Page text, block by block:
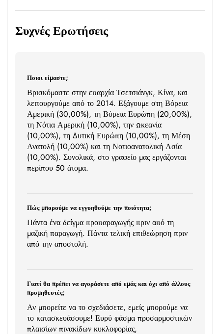
Συχνές Ερωτήσεις
Ποιοι είμαστε;
Βρισκόμαστε στην επαρχία Τσετσιάνγκ, Κίνα, και
λειτουργούμε από το 2014. Εξάγουμε στη Βόρεια
Αμερική (30,00%), τη Βόρεια Ευρώπη (20,00%),
τη Νότια Αμερική (10,00%), την Ωκεανία
(10,00%), τη Δυτική Ευρώπη (10,00%), τη Μέση
Ανατολή (10,00%) και τη Νοτιοανατολική Ασία
(10,00%). Συνολικά, στο γραφείο μας εργάζονται
περίπου 50 άτομα.
Πώς μπορούμε να εγγυηθούμε την ποιότητα;
Πάντα ένα δείγμα προπαραγωγής πριν από τη
μαζική παραγωγή. Πάντα τελική επιθεώρηση πριν
από την αποστολή.
Γιατί θα πρέπει να αγοράσετε από εμάς και όχι από άλλους
προμηθευτές;
Αν μπορείτε να το σχεδιάσετε, εμείς μπορούμε να
το κατασκευάσουμε! Ευρύ φάσμα προσαρμοστικών
πλαισίων πινακίδων κυκλοφορίας,